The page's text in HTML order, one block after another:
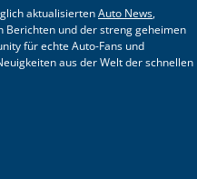
aktualisiertenAuto News,
Berichten und der streng geheimen
für echte Auto-Fans und
aus der Welt der schnellen